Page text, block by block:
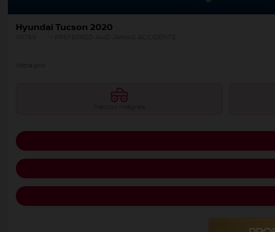
Hyundai Tucson 2020
Votre prix